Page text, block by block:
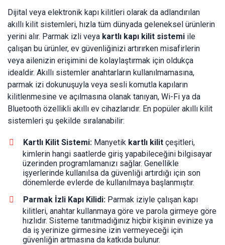
Dijital veya elektronik kapı kilitleri olarak da adlandırılan
akıllı kilit sistemleri, hızla tüm dünyada geleneksel ürünlerin
yerini alır. Parmak izli veya kartlı kapı kilit sistemi ile
çalışan bu ürünler, ev güvenliğinizi artırırken misafirlerin
veya ailenizin erişimini de kolaylaştırmak için oldukça
idealdir. Akıllı sistemler anahtarların kullanılmamasına,
parmak izi dokunuşuyla veya sesli komutla kapıların
kilitlenmesine ve açılmasına olanak tanıyan, Wi-Fi ya da
Bluetooth özellikli akıllı ev cihazlarıdır. En popüler akıllı kilit
sistemleri şu şekilde sıralanabilir:
Kartlı Kilit Sistemi: Manyetik kartlı kilit çeşitleri,
kimlerin hangi saatlerde giriş yapabileceğini bilgisayar
üzerinden programlamanızı sağlar. Genellikle
işyerlerinde kullanılsa da güvenliği artırdığı için son
dönemlerde evlerde de kullanılmaya başlanmıştır.
Parmak İzli Kapı Kilidi: Parmak iziyle çalışan kapı
kilitleri, anahtar kullanmaya göre ve parola girmeye göre
hızlıdır. Sisteme tanıtmadığınız hiçbir kişinin evinize ya
da iş yerinize girmesine izin vermeyeceği için
güvenliğin artmasına da katkıda bulunur.